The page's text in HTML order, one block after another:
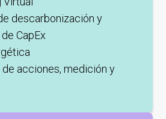
descarbonización y
CapEx
acciones, medición y